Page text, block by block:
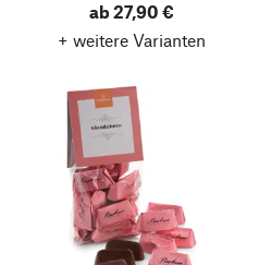
ab 27,90 €
+ weitere Varianten